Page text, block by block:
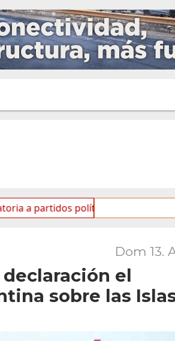
políticos por «ficha limpia»
Dom 13.
el
sobre las